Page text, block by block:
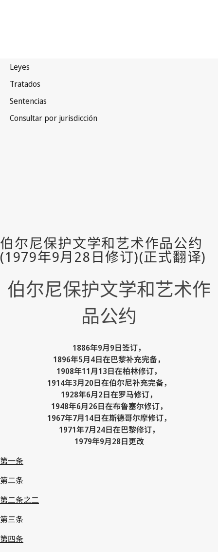
伯尔尼保护文学和艺术作
品公约
1886年9月9日签订，
1896年5月4日在巴黎补充完备，
1908年11月13日在柏林修订，
1914年3月20日在伯尔尼补充完备，
1928年6月2日在罗马修订，
1948年6月26日在布鲁塞尔修订，
1967年7月14日在斯德哥尔摩修订，
1971年7月24日在巴黎修订，
1979年9月28日更改
第一条
第二条
第二条之二
第三条
第四条